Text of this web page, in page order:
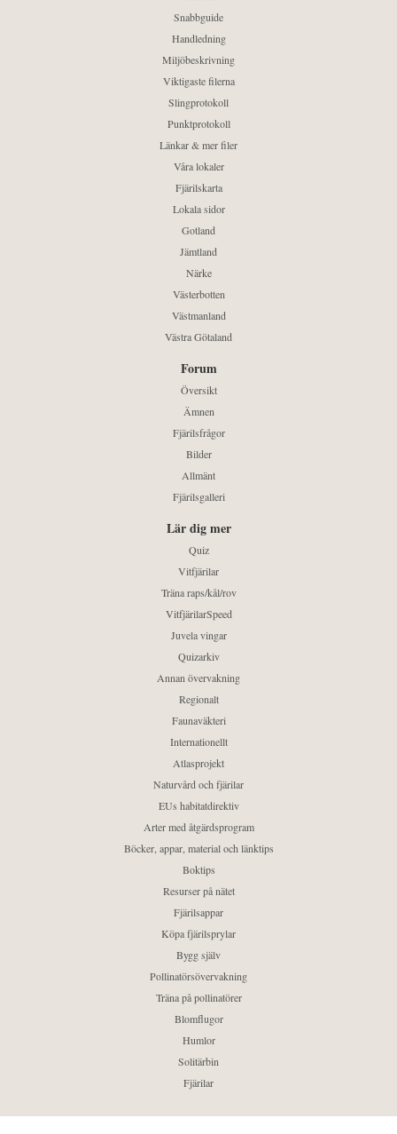
Snabbguide
Handledning
Miljöbeskrivning
Viktigaste filerna
Slingprotokoll
Punktprotokoll
Länkar & mer filer
Våra lokaler
Fjärilskarta
Lokala sidor
Gotland
Jämtland
Närke
Västerbotten
Västmanland
Västra Götaland
Forum
Översikt
Ämnen
Fjärilsfrågor
Bilder
Allmänt
Fjärilsgalleri
Lär dig mer
Quiz
Vitfjärilar
Träna raps/kål/rov
VitfjärilarSpeed
Juvela vingar
Quizarkiv
Annan övervakning
Regionalt
Faunaväkteri
Internationellt
Atlasprojekt
Naturvård och fjärilar
EUs habitatdirektiv
Arter med åtgärdsprogram
Böcker, appar, material och länktips
Boktips
Resurser på nätet
Fjärilsappar
Köpa fjärilsprylar
Bygg själv
Pollinatörsövervakning
Träna på pollinatörer
Blomflugor
Humlor
Solitärbin
Fjärilar